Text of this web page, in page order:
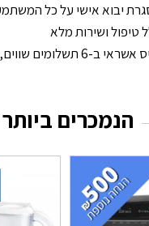
יבוא אישי על כל
טיפול ושירות מלא
הנמכרים ביותר